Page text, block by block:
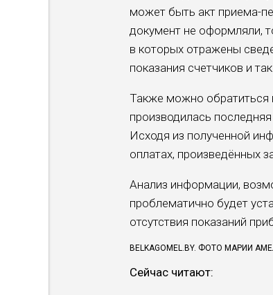
может быть акт приема-
документ не оформляли,
в которых отражены
показания счетчиков и
Также можно обратиться
производилась
Исходя из полученной
оплатах, произведённых
Анализ информации,
проблематично будет
отсутствия показаний
BELKAGOMEL.BY. ФОТО МАРИИ
Сейчас читают: